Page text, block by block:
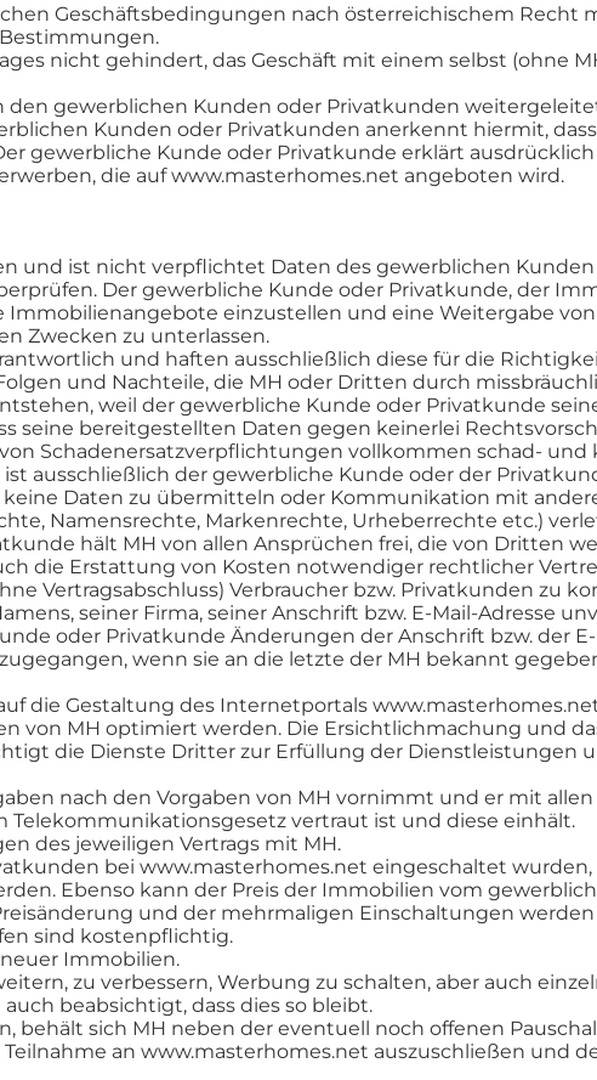
Geschäftsbedingungen nach österreichischem Recht
nicht gehindert, das Geschäft mit einem selbst (ohne
gewerblichen Kunden oder Privatkunden
Kunden oder Privatkunden anerkennt hiermit,
gewerbliche Kunde oder Privatkunde erklärt
die auf www.masterhomes.net angeboten wird.
ist nicht verpflichtet Daten des gewerblichen
Der gewerbliche Kunde oder Privatkunde, der
einzustellen und eine Weitergabe
Zwecken zu unterlassen.
und haften ausschließlich diese für die
und Nachteile, die MH oder Dritten durch
weil der gewerbliche Kunde oder Privatkunde
seine bereitgestellten Daten gegen keinerlei
Schadenersatzverpflichtungen vollkommen schad- und
ausschließlich der gewerbliche Kunde oder der
Daten zu übermitteln oder Kommunikation mit
Namensrechte, Markenrechte, Urheberrechte etc.)
hält MH von allen Ansprüchen frei, die von Dritten
die Erstattung von Kosten notwendiger rechtlicher
Vertragsabschluss) Verbraucher bzw. Privatkunden zu
seiner Firma, seiner Anschrift bzw. E-Mail-Adresse
oder Privatkunde Änderungen der Anschrift bzw. der
wenn sie an die letzte der MH bekannt
die Gestaltung des Internetportals
von MH optimiert werden. Die Ersichtlichmachung und
die Dienste Dritter zur Erfüllung der Dienstleistungen
nach den Vorgaben von MH vornimmt und er mit
vertraut ist und diese einhält.
des jeweiligen Vertrags mit MH.
bei www.masterhomes.net eingeschaltet wurden,
Ebenso kann der Preis der Immobilien vom
und der mehrmaligen Einschaltungen
sind kostenpflichtig.
Immobilien.
zu verbessern, Werbung zu schalten, aber auch
beabsichtigt, dass dies so bleibt.
sich MH neben der eventuell noch offenen
an www.masterhomes.net auszuschließen und